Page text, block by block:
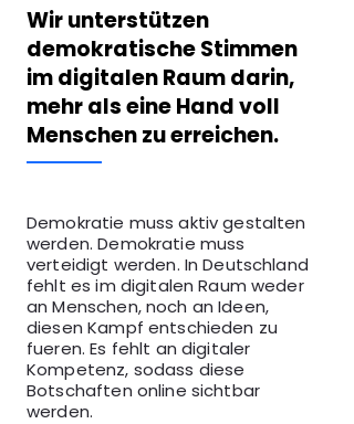
Wir unterstützen
demokratische Stimmen
im digitalen Raum darin,
mehr als eine Hand voll
Menschen zu erreichen.
Demokratie muss aktiv gestalten
werden. Demokratie muss
verteidigt werden. In Deutschland
fehlt es im digitalen Raum weder
an Menschen, noch an Ideen,
diesen Kampf entschieden zu
fueren. Es fehlt an digitaler
Kompetenz, sodass diese
Botschaften online sichtbar
werden.